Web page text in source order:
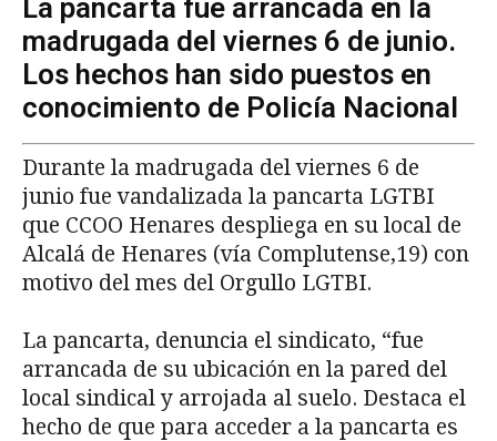
La pancarta fue arrancada en la
madrugada del viernes 6 de junio.
Los hechos han sido puestos en
conocimiento de Policía Nacional
Durante la madrugada del viernes 6 de
junio fue vandalizada la pancarta LGTBI
que CCOO Henares despliega en su local de
Alcalá de Henares (vía Complutense,19) con
motivo del mes del Orgullo LGTBI.
La pancarta, denuncia el sindicato, “fue
arrancada de su ubicación en la pared del
local sindical y arrojada al suelo. Destaca el
hecho de que para acceder a la pancarta es